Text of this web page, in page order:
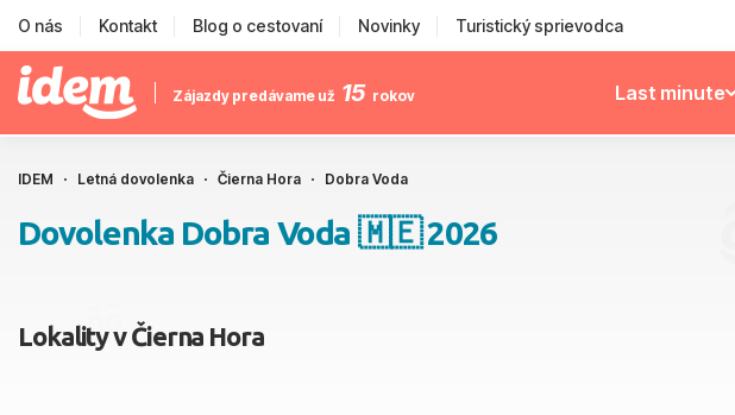
O nás Kontakt Blog o cestovaní Novinky Turistický sprievodca
Zájazdy predávame už 15 rokov Last minute
IDEM Letná dovolenka Čierna Hora Dobra Voda
Dovolenka Dobra Voda 🇲🇪 2026
Lokality v Čierna Hora